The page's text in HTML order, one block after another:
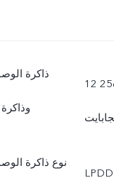
ذاكرة
12 جيجابايت + 256
نوع ذاكرة